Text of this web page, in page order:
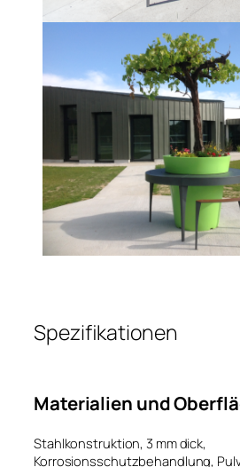
Spezifikationen
Materialien und
Stahlkonstruktion, 3 mm dick,
Korrosionsschutzbehandlung,